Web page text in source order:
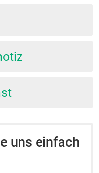
uns einfach